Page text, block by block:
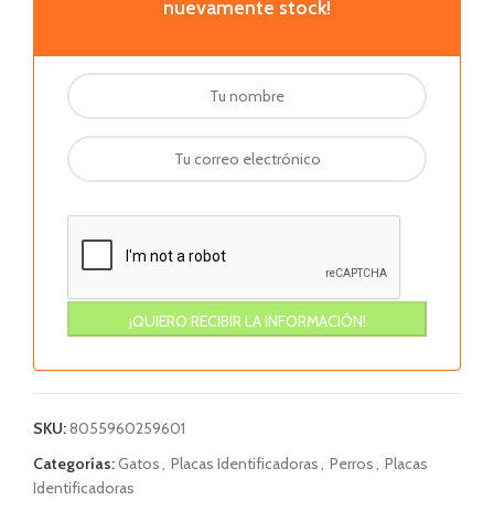
nuevamente stock!
SKU:8055960259601
Categorías:Gatos, Placas Identificadoras, Perros, Placas
Identificadoras